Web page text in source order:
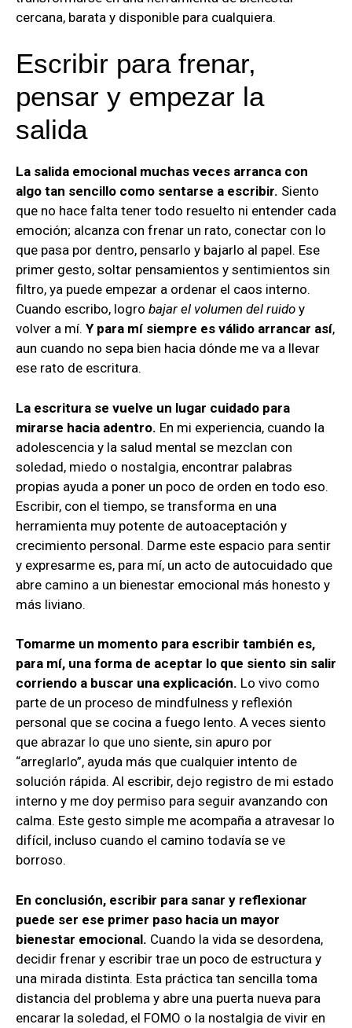
cercana, barata y disponible para cualquiera.
Escribir para frenar,
pensar y empezar la
salida
La salida emocional muchas veces arranca con
algo tan sencillo como sentarse a escribir. Siento
que no hace falta tener todo resuelto ni entender cada
emoción; alcanza con frenar un rato, conectar con lo
que pasa por dentro, pensarlo y bajarlo al papel. Ese
primer gesto, soltar pensamientos y sentimientos sin
filtro, ya puede empezar a ordenar el caos interno.
Cuando escribo, logro bajar el volumen del ruido y
volver a mí. Y para mí siempre es válido arrancar así,
aun cuando no sepa bien hacia dónde me va a llevar
ese rato de escritura.
La escritura se vuelve un lugar cuidado para
mirarse hacia adentro. En mi experiencia, cuando la
adolescencia y la salud mental se mezclan con
soledad, miedo o nostalgia, encontrar palabras
propias ayuda a poner un poco de orden en todo eso.
Escribir, con el tiempo, se transforma en una
herramienta muy potente de autoaceptación y
crecimiento personal. Darme este espacio para sentir
y expresarme es, para mí, un acto de autocuidado que
abre camino a un bienestar emocional más honesto y
más liviano.
Tomarme un momento para escribir también es,
para mí, una forma de aceptar lo que siento sin salir
corriendo a buscar una explicación. Lo vivo como
parte de un proceso de mindfulness y reflexión
personal que se cocina a fuego lento. A veces siento
que abrazar lo que uno siente, sin apuro por
“arreglarlo”, ayuda más que cualquier intento de
solución rápida. Al escribir, dejo registro de mi estado
interno y me doy permiso para seguir avanzando con
calma. Este gesto simple me acompaña a atravesar lo
difícil, incluso cuando el camino todavía se ve
borroso.
En conclusión, escribir para sanar y reflexionar
puede ser ese primer paso hacia un mayor
bienestar emocional. Cuando la vida se desordena,
decidir frenar y escribir trae un poco de estructura y
una mirada distinta. Esta práctica tan sencilla toma
distancia del problema y abre una puerta nueva para
encarar la soledad, el FOMO o la nostalgia de vivir en